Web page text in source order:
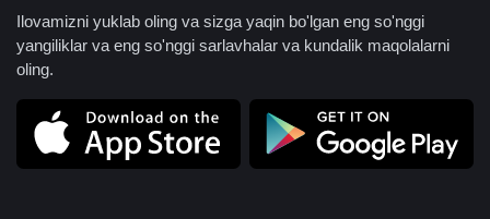
Ilovamizni yuklab oling va sizga yaqin bo'lgan eng so'nggi
yangiliklar va eng so'nggi sarlavhalar va kundalik maqolalarni
oling.